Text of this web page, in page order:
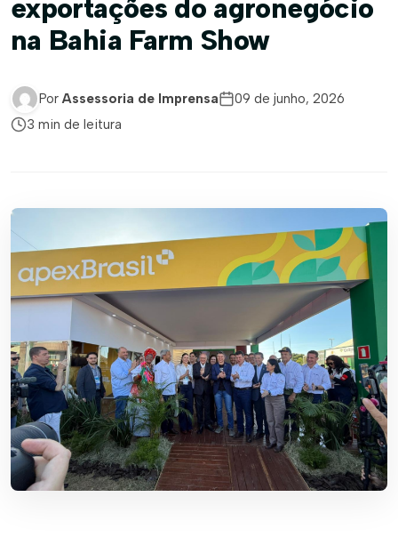
exportações do agronegócio
na Bahia Farm Show
Por Assessoria de Imprensa
09 de junho, 2026
3 min de leitura